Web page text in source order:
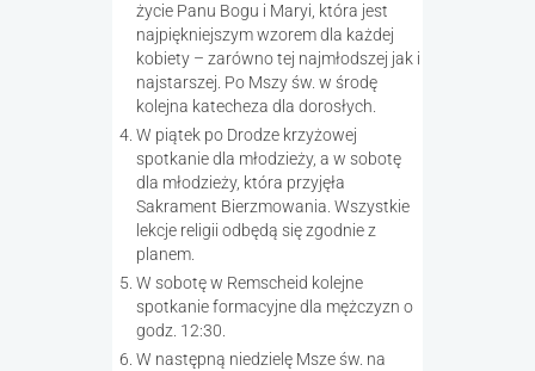
życie Panu Bogu i Maryi, która jest
najpiękniejszym wzorem dla każdej
kobiety – zarówno tej najmłodszej jak i
najstarszej. Po Mszy św. w środę
kolejna katecheza dla dorosłych.
W piątek po Drodze krzyżowej
spotkanie dla młodzieży, a w sobotę
dla młodzieży, która przyjęła
Sakrament Bierzmowania. Wszystkie
lekcje religii odbędą się zgodnie z
planem.
W sobotę w Remscheid kolejne
spotkanie formacyjne dla mężczyzn o
godz. 12:30.
W następną niedzielę Msze św. na